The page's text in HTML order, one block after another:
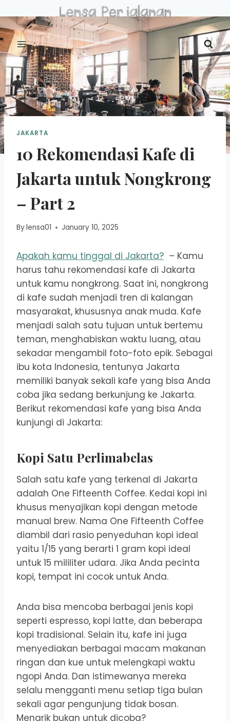
to
content
JAKARTA
10 Rekomendasi Kafe di
Jakarta untuk Nongkrong
– Part 2
Bylensa01 January 10, 2025
Apakah kamu tinggal di Jakarta? – Kamu
harus tahu rekomendasi kafe di Jakarta
untuk kamu nongkrong. Saat ini, nongkrong
di kafe sudah menjadi tren di kalangan
masyarakat, khususnya anak muda. Kafe
menjadi salah satu tujuan untuk bertemu
teman, menghabiskan waktu luang, atau
sekadar mengambil foto-foto epik. Sebagai
ibu kota Indonesia, tentunya Jakarta
memiliki banyak sekali kafe yang bisa Anda
coba jika sedang berkunjung ke Jakarta.
Berikut rekomendasi kafe yang bisa Anda
kunjungi di Jakarta:
Kopi Satu Perlimabelas
Salah satu kafe yang terkenal di Jakarta
adalah One Fifteenth Coffee. Kedai kopi ini
khusus menyajikan kopi dengan metode
manual brew. Nama One Fifteenth Coffee
diambil dari rasio penyeduhan kopi ideal
yaitu 1/15 yang berarti 1 gram kopi ideal
untuk 15 mililiter udara. Jika Anda pecinta
kopi, tempat ini cocok untuk Anda.
Anda bisa mencoba berbagai jenis kopi
seperti espresso, kopi latte, dan beberapa
kopi tradisional. Selain itu, kafe ini juga
menyediakan berbagai macam makanan
ringan dan kue untuk melengkapi waktu
ngopi Anda. Dan istimewanya mereka
selalu mengganti menu setiap tiga bulan
sekali agar pengunjung tidak bosan.
Menarik bukan untuk dicoba?